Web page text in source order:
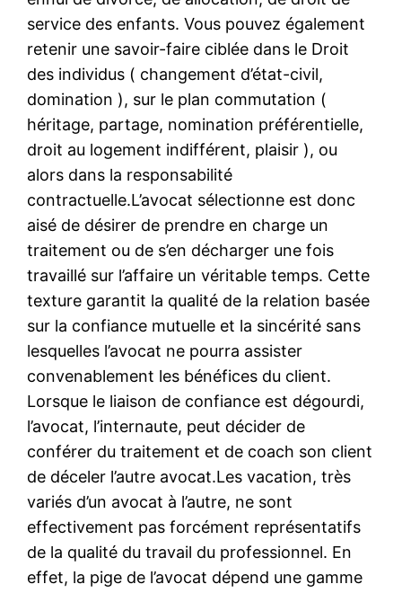
service des enfants. Vous pouvez également
retenir une savoir-faire ciblée dans le Droit
des individus ( changement d’état-civil,
domination ), sur le plan commutation (
héritage, partage, nomination préférentielle,
droit au logement indifférent, plaisir ), ou
alors dans la responsabilité
contractuelle.L’avocat sélectionne est donc
aisé de désirer de prendre en charge un
traitement ou de s’en décharger une fois
travaillé sur l’affaire un véritable temps. Cette
texture garantit la qualité de la relation basée
sur la confiance mutuelle et la sincérité sans
lesquelles l’avocat ne pourra assister
convenablement les bénéfices du client.
Lorsque le liaison de confiance est dégourdi,
l’avocat, l’internaute, peut décider de
conférer du traitement et de coach son client
de déceler l’autre avocat.Les vacation, très
variés d’un avocat à l’autre, ne sont
effectivement pas forcément représentatifs
de la qualité du travail du professionnel. En
effet, la pige de l’avocat dépend une gamme